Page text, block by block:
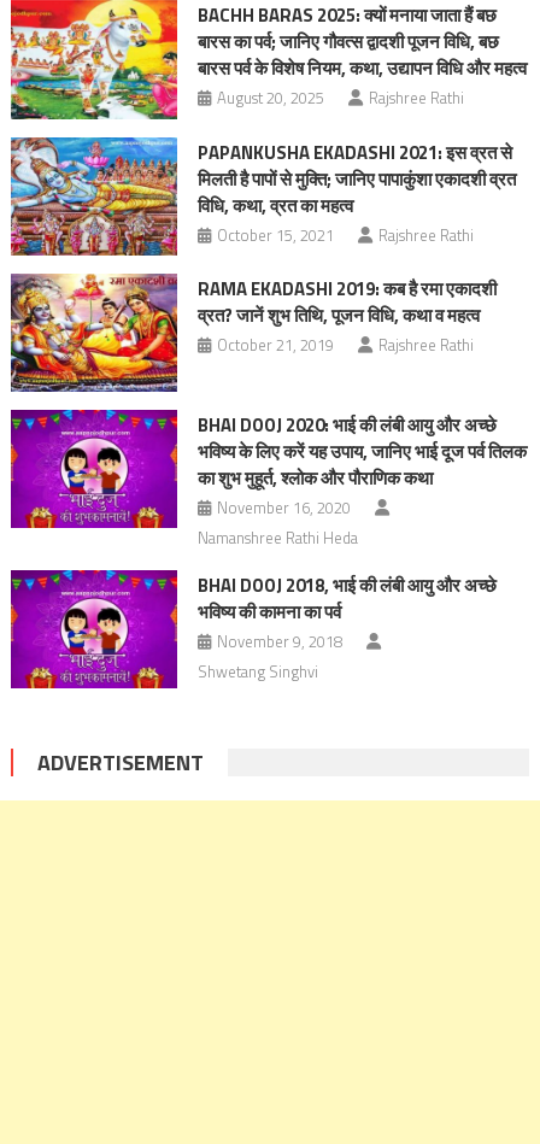
BACHH BARAS 2025: क्यों मनाया जाता हैं बछ
बारस का पर्व; जानिए गौवत्स द्वादशी पूजन विधि, बछ
बारस पर्व के विशेष नियम, कथा, उद्यापन विधि और महत्व
August 20, 2025 Rajshree Rathi
PAPANKUSHA EKADASHI 2021: इस व्रत से
मिलती है पापों से मुक्ति; जानिए पापाकुंशा एकादशी व्रत
विधि, कथा, व्रत का महत्व
October 15, 2021 Rajshree Rathi
RAMA EKADASHI 2019: कब है रमा एकादशी
व्रत? जानें शुभ तिथि, पूजन विधि, कथा व महत्‍व
October 21, 2019 Rajshree Rathi
BHAI DOOJ 2020: भाई की लंबी आयु और अच्छे
भविष्य के लिए करें यह उपाय, जानिए भाई दूज पर्व तिलक
का शुभ मुहूर्त, श्लोक और पौराणिक कथा
November 16, 2020
Namanshree Rathi Heda
BHAI DOOJ 2018, भाई की लंबी आयु और अच्छे
भविष्य की कामना का पर्व
November 9, 2018
Shwetang Singhvi
ADVERTISEMENT